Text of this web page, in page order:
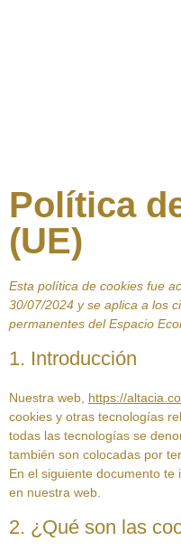
Política
(UE)
Esta política de cookies fue
30/07/2024 y se aplica a los
permanentes del Espacio
1. Introducción
Nuestra web, https://
cookies y otras tecnologías
todas las tecnologías se
también son colocadas por
En el siguiente documento
en nuestra web.
2. ¿Qué son las